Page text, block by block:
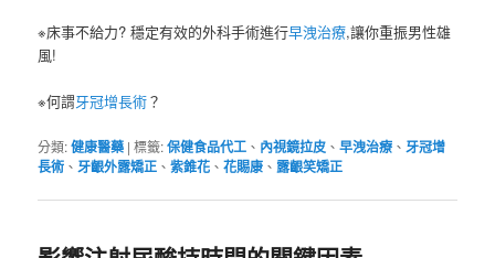
※床事不給力? 穩定有效的外科手術進行早洩治療,讓你重振男性雄
風!
※何謂牙冠增長術？
分類:健康醫藥 |標籤:保健食品代工 、 內視鏡拉皮 、早洩治療 、 牙冠增
長術 、 牙齦外露矯正 、紫錐花 、花賜康 、 露齦笑矯正